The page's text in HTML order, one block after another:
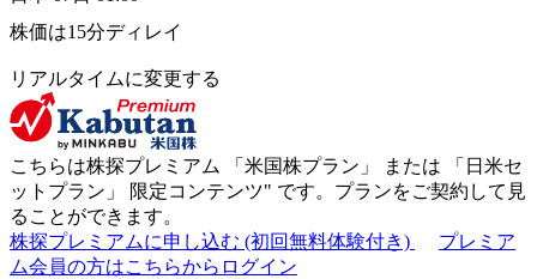
株価は15分ディレイ
リアルタイムに変更する
こちらは株探プレミアム 「 米国株プラン 」 または 「 日米セ
ットプラン 」 限定コンテンツ" です。プランをご契約して見
ることができます。
株探プレミアムに申し込む (初回無料体験付き)
プレミア
ム会員の方はこちらからログイン